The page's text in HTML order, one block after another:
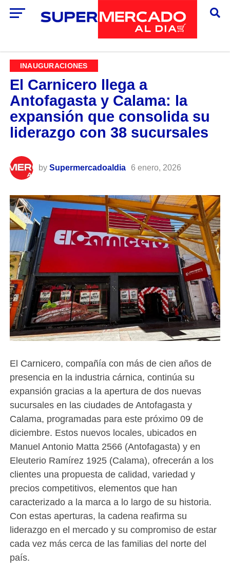
INAUGURACIONES
El Carnicero llega a
Antofagasta y Calama: la
expansión que consolida su
liderazgo con 38 sucursales
by Supermercadoaldia 6 enero, 2026
El Carnicero, compañía con más de cien años de
presencia en la industria cárnica, continúa su
expansión gracias a la apertura de dos nuevas
sucursales en las ciudades de Antofagasta y
Calama, programadas para este próximo 09 de
diciembre. Estos nuevos locales, ubicados en
Manuel Antonio Matta 2566 (Antofagasta) y en
Eleuterio Ramírez 1925 (Calama), ofrecerán a los
clientes una propuesta de calidad, variedad y
precios competitivos, elementos que han
caracterizado a la marca a lo largo de su historia.
Con estas aperturas, la cadena reafirma su
liderazgo en el mercado y su compromiso de estar
cada vez más cerca de las familias del norte del
país.